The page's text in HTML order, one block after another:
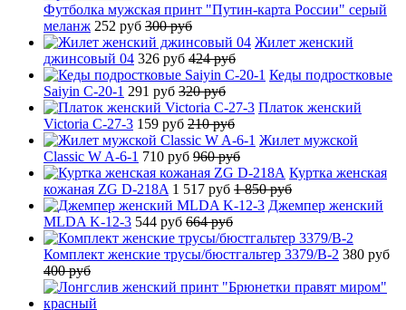
Футболка мужская принт "Путин-карта России" серый
меланж 252 руб 300 руб
Жилет женский
джинсовый 04 326 руб 424 руб
Кеды подростковые
Saiyin C-20-1 291 руб 320 руб
Платок женский
Victoria C-27-3 159 руб 210 руб
Жилет мужской
Classic W A-6-1 710 руб 960 руб
Куртка женская
кожаная ZG D-218A 1 517 руб 1 850 руб
Джемпер женский
MLDA K-12-3 544 руб 664 руб
Комплект женские трусы/бюстгальтер 3379/B-2 380 руб
400 руб